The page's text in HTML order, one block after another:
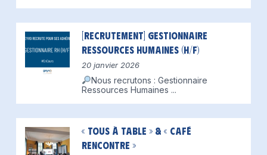
[Recrutement] Gestionnaire
Ressources Humaines (H/F)
20 janvier 2026
Nous recrutons : Gestionnaire
Ressources Humaines ...
« Tous à table » & « Café
Rencontre »